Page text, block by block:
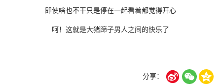
即使啥也不干只是停在一起看着都觉得开心
呵！这就是大猪蹄子男人之间的快乐了
分享：